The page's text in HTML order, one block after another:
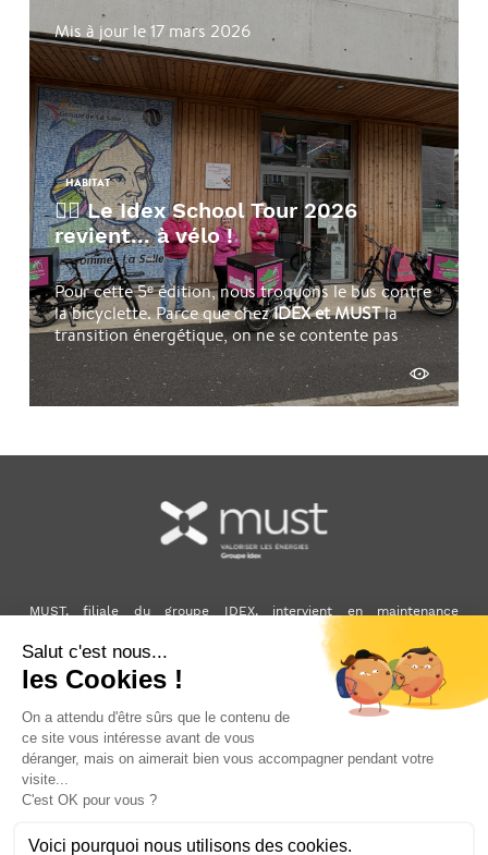
Mis à jour le 17 mars 2026
HABITAT
🚴‍♂️ Le Idex School Tour 2026
revient... à vélo !
Pour cette 5ᵉ édition, nous troquons le bus contre
la bicyclette. Parce que chezIDEX et MUSTla
transition énergétique, on ne se contente pas
d'en parler : on la vit sur le terrain (et sur la selle) !
Voir
MUST, filiale du groupe IDEX, intervient en maintenance
multitechnique et accompagne la performance énergétique et la
décarbonation des bâtiments.
À travers ses activités, MUST s’inscrit dans la mission d'IDEX, qui
développe et exploite des solutions énergétiques locales et bas
carbone pour les bâtiments, les villes et l’industrie.
LinkedIn
Découvrir le site Idex